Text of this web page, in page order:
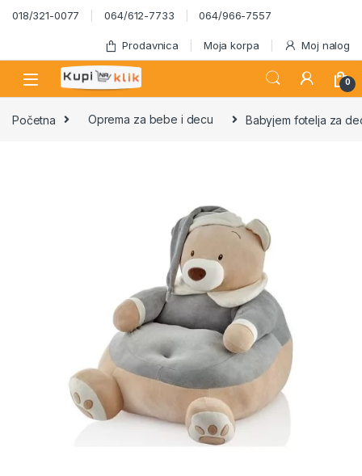
Skip to navigation
Skip to content
018/321-0077 064/612-7733 064/966-7557
Prodavnica Moja korpa Moj nalog
0
Početna Oprema za bebe i decu Babyjem fotelja za